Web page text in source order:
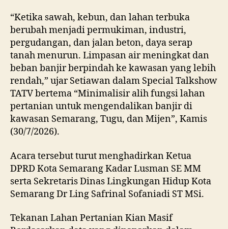
“Ketika sawah, kebun, dan lahan terbuka
berubah menjadi permukiman, industri,
pergudangan, dan jalan beton, daya serap
tanah menurun. Limpasan air meningkat dan
beban banjir berpindah ke kawasan yang lebih
rendah,” ujar Setiawan dalam Special Talkshow
TATV bertema “Minimalisir alih fungsi lahan
pertanian untuk mengendalikan banjir di
kawasan Semarang, Tugu, dan Mijen”, Kamis
(30/7/2026).
Acara tersebut turut menghadirkan Ketua
DPRD Kota Semarang Kadar Lusman SE MM
serta Sekretaris Dinas Lingkungan Hidup Kota
Semarang Dr Ling Safrinal Sofaniadi ST MSi.
Tekanan Lahan Pertanian Kian Masif